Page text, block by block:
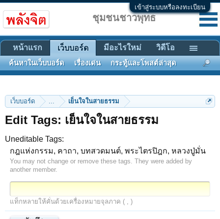
เข้าสู่ระบบหรือลงทะเบียน
เว็บบอร์ด ... เย็นใจในสายธรรม
Edit Tags: เย็นใจในสายธรรม
Uneditable Tags:
กฎแห่งกรรม, คาถา, บทสวดมนต์, พระไตรปิฎก, หลวงปู่มั่น
You may not change or remove these tags. They were added by
another member.
แท็กหลายให้คั่นด้วยเครื่องหมายจุลภาค ( , )
ชุมชนชาวพุทธ
หน้าแรก เว็บบอร์ด
ค้นหาในเว็บบอร์ด เรื่องเด่น กระทู้และโพสต์ล่าสุด
มีอะไรใหม่ วิดีโอ